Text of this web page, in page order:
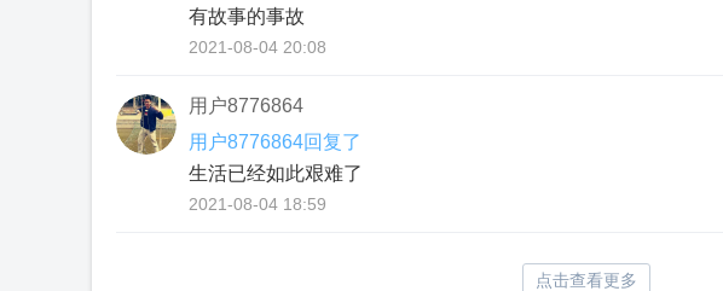
有故事的事故
2021-08-04 20:08
用户8776864
用户8776864回复了
生活已经如此艰难了
2021-08-04 18:59
点击查看更多